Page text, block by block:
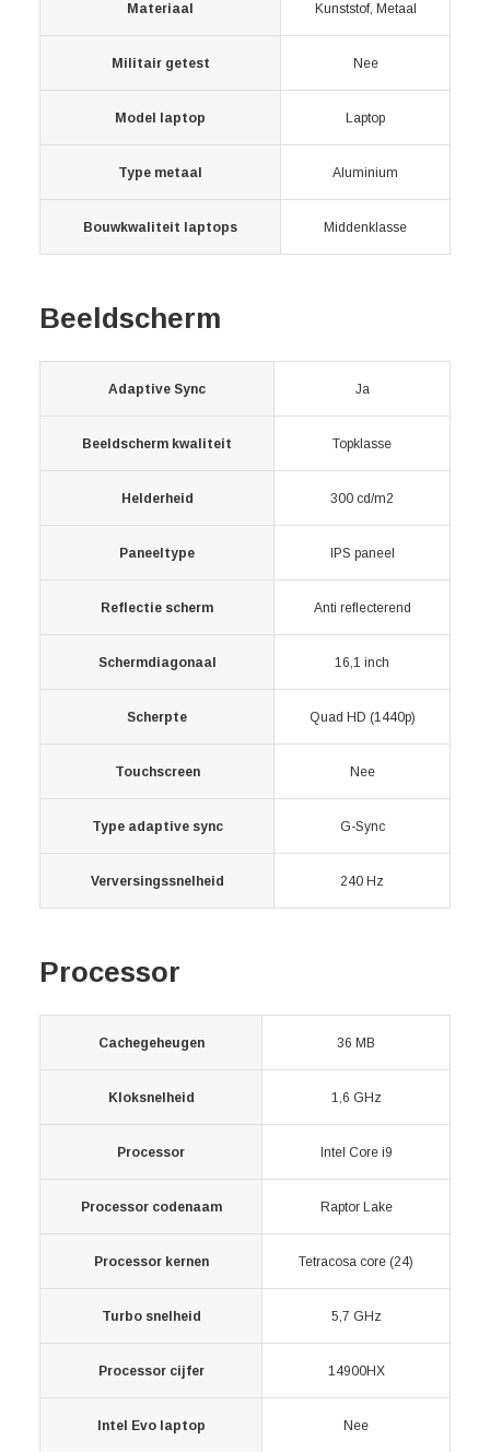
Materiaal Kunststof, Metaal
Militair getest Nee
Model laptop Laptop
Type metaal Aluminium
Bouwkwaliteit laptops Middenklasse
Beeldscherm
Adaptive Sync Ja
Beeldscherm kwaliteit Topklasse
Helderheid 300 cd/m2
Paneeltype IPS paneel
Reflectie scherm Anti reflecterend
Schermdiagonaal 16,1 inch
Scherpte Quad HD (1440p)
Touchscreen Nee
Type adaptive sync G-Sync
Verversingssnelheid 240 Hz
Processor
Cachegeheugen 36 MB
Kloksnelheid 1,6 GHz
Processor Intel Core i9
Processor codenaam Raptor Lake
Processor kernen Tetracosa core (24)
Turbo snelheid 5,7 GHz
Processor cijfer 14900HX
Intel Evo laptop Nee